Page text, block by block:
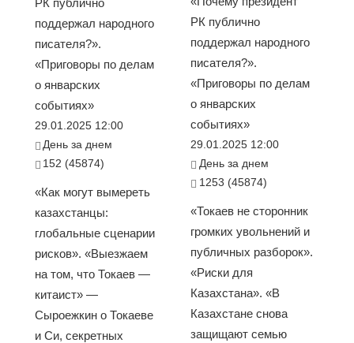
поддержал народного
писателя?».
«Приговоры по делам
о январских
событиях»
29.01.2025 12:00
День за днем
152 (45874)
«Как могут вымереть
казахстанцы:
глобальные сценарии
рисков». «Выезжаем
на том, что Токаев —
китаист» —
Сыроежкин о Токаеве
и Си, секретных
РК публично
поддержал народного
писателя?».
«Приговоры по делам
о январских
событиях»
29.01.2025 12:00
День за днем
1253 (45874)
«Токаев не сторонник
громких увольнений и
публичных разборок».
«Риски для
Казахстана». «В
Казахстане снова
защищают семью